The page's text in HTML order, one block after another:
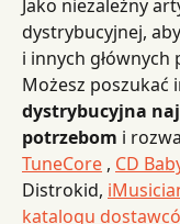
Jako niezależny
dystrybucyjnej,
i innych
Możesz poszukać
dystrybucyjna
potrzebom i
TuneCore , CD
Distrokid,
katalogu